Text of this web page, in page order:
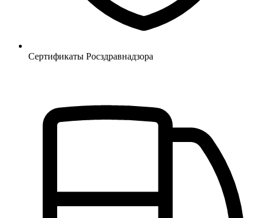
Сертификаты Росздравнадзора